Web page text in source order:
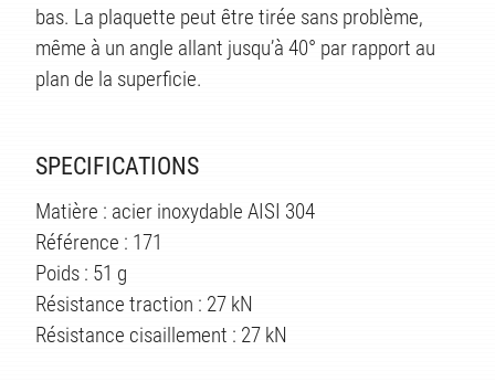
bas. La plaquette peut être tirée sans problème,
même à un angle allant jusqu’à 40° par rapport au
plan de la superficie.
SPECIFICATIONS
Matière : acier inoxydable AISI 304
Référence : 171
Poids : 51 g
Résistance traction : 27 kN
Résistance cisaillement : 27 kN